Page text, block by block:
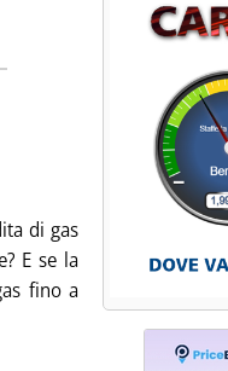
SOTTO L'ALBERO'
di gas
E se la
fino a
PUBBLICA'